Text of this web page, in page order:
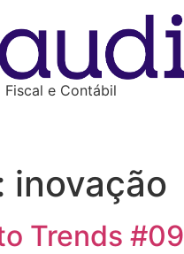
Fiscal e Contábil
inovação
Trends #09